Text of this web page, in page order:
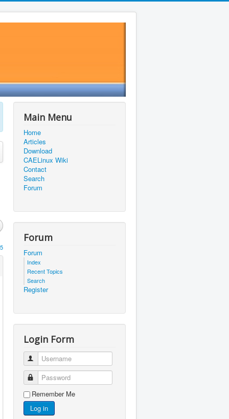
Main Menu
Home
Articles
Download
CAELinux Wiki
Contact
Search
Forum
Forum
Forum
Index
Recent Topics
Search
Register
Login Form
Username
Password
Remember Me
Log in